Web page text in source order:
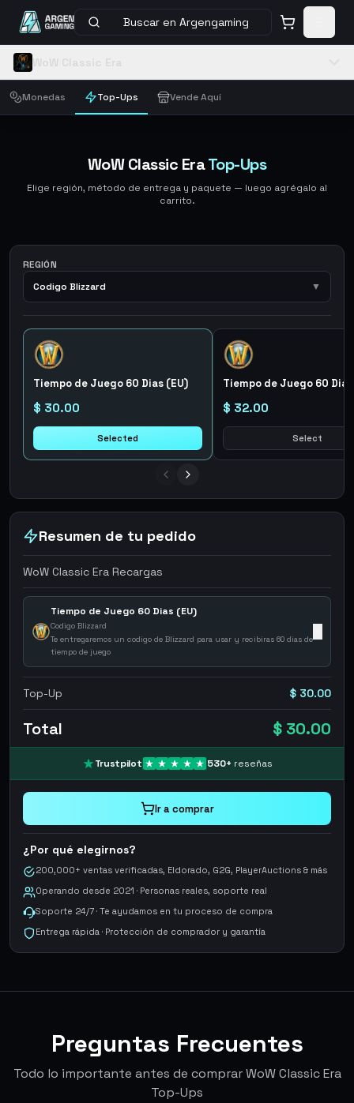
Buscar en Argengaming
Monedas Top-Ups Vende Aquí
WoW Classic EraTop-Ups
Elige región, método de entrega y paquete — luego agrégalo al
carrito.
REGIÓN
Codigo Blizzard
▼
Tiempo de Juego 60 Dias (EU)
$ 30.00
Selected
Tiempo de Juego 60
$ 32.00
Select
Resumen de tu pedido
WoW Classic Era Recargas
Tiempo de Juego 60 Dias (EU)
Codigo Blizzard
Te entregaremos un codigo de Blizzard para usar y recibiras 60 dias de
tiempo de juego
Top-Up $ 30.00
Total $ 30.00
Trustpilot 530+ reseñas
Ir a comprar
¿Por qué elegirnos?
200,000+ ventas verificadas, Eldorado, G2G, PlayerAuctions & más
Operando desde 2021 · Personas reales, soporte real
Soporte 24/7 · Te ayudamos en tu proceso de compra
Entrega rápida · Protección de comprador y garantía
Preguntas Frecuentes
Todo lo importante antes de comprar WoW Classic Era
Top-Ups